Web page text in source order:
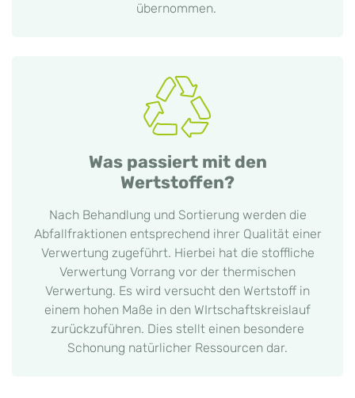
übernommen.
Was passiert mit den
Wertstoffen?
Nach Behandlung und Sortierung werden die
Abfallfraktionen entsprechend ihrer Qualität einer
Verwertung zugeführt. Hierbei hat die stoffliche
Verwertung Vorrang vor der thermischen
Verwertung. Es wird versucht den Wertstoff in
einem hohen Maße in den WIrtschaftskreislauf
zurückzuführen. Dies stellt einen besondere
Schonung natürlicher Ressourcen dar.